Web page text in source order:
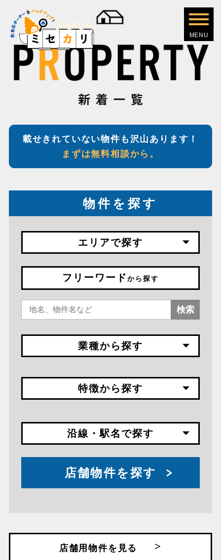
載せきれていない物件も沢山あります！
まずは無料相談から。
物件を探す
エリアで探す
フリーワードから探す
検索
業種から探す
特徴から探す
沿線・駅名で探す
店舗物件を探す
店舗用物件を見る